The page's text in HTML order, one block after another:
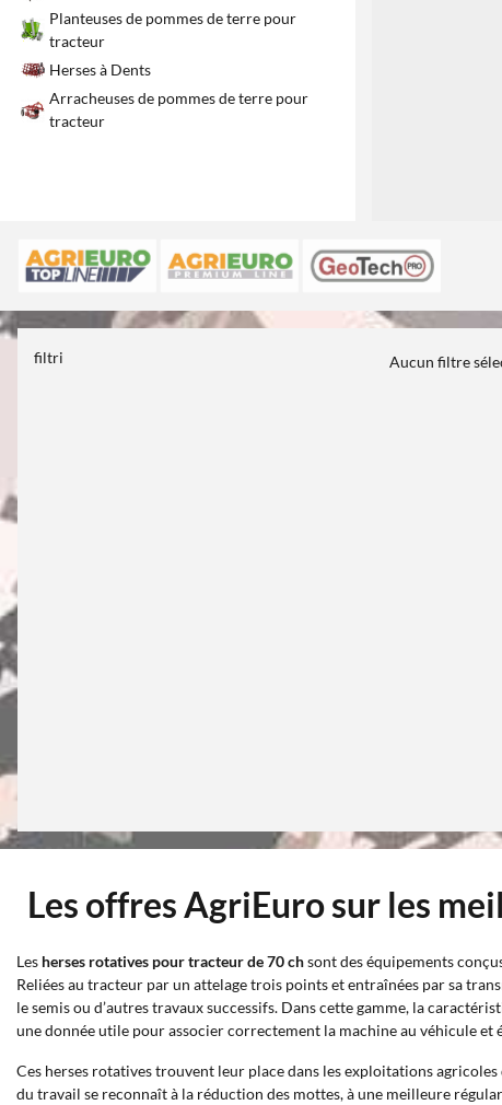
Planteuses de pommes de terre pour
tracteur
Herses à Dents
Arracheuses de pommes de terre pour
tracteur
filtri Aucun filtre
Les offres AgriEuro sur les
Les herses rotatives pour tracteur de 70 chsont des équipements
Reliées au tracteur par un attelage trois points et entraînées par sa
le semis ou d’autres travaux successifs. Dans cette gamme, la
une donnée utile pour associer correctement la machine au véhicule
Ces herses rotatives trouvent leur place dans les exploitations
du travail se reconnaît à la réduction des mottes, à une meilleure